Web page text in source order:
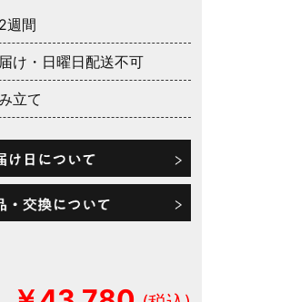
週間
け・日曜日配送不可
立て